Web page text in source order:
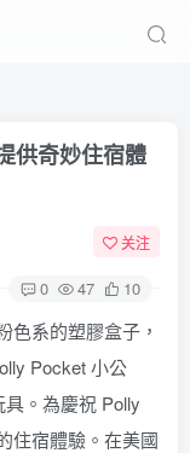
供奇妙住宿體
关注
0 47 10
色系的塑膠盒子，
Pocket 小公
。為慶祝 Polly
住宿體驗。在美國